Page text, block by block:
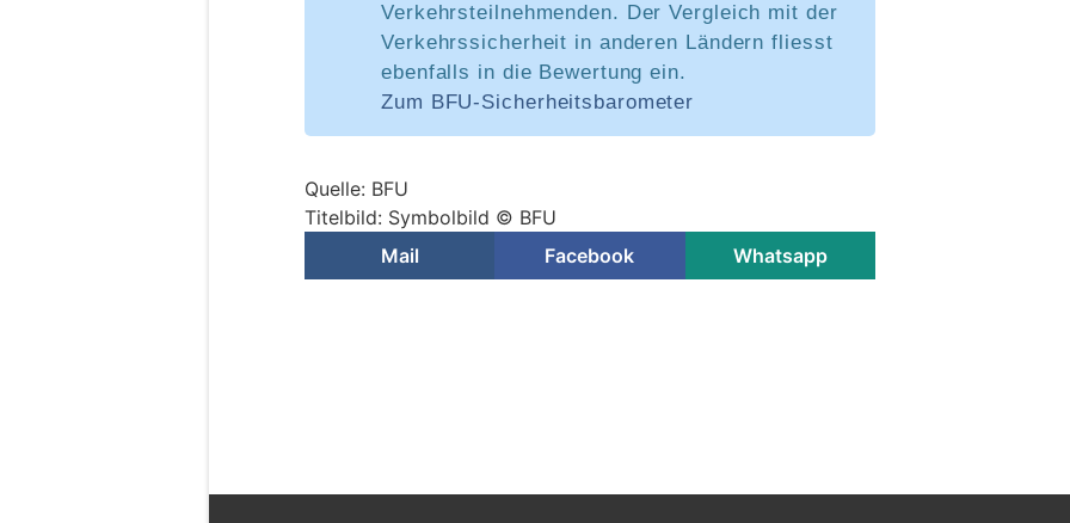
Verkehrsteilnehmenden. Der Vergleich mit der
Verkehrssicherheit in anderen Ländern fliesst
ebenfalls in die Bewertung ein.
Zum BFU-Sicherheitsbarometer
Quelle: BFU
Titelbild: Symbolbild © BFU
Mail
Facebook Whatsapp